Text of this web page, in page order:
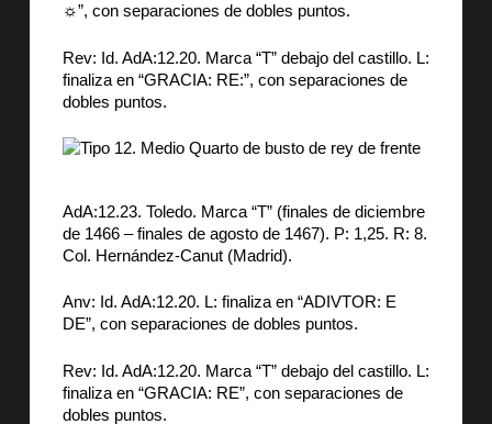
☼”, con separaciones de dobles puntos.
Rev: Id. AdA:12.20. Marca “T” debajo del castillo. L:
finaliza en “GRACIA: RE:”, con separaciones de
dobles puntos.
AdA:12.23. Toledo. Marca “T” (finales de diciembre
de 1466 – finales de agosto de 1467). P: 1,25. R: 8.
Col. Hernández-Canut (Madrid).
Anv: Id. AdA:12.20. L: finaliza en “ADIVTOR: E
DE”, con separaciones de dobles puntos.
Rev: Id. AdA:12.20. Marca “T” debajo del castillo. L:
finaliza en “GRACIA: RE”, con separaciones de
dobles puntos.